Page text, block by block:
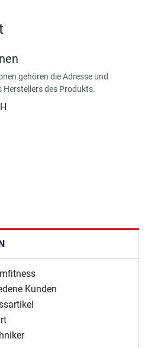
gehören die Adresse und
des Produkts.
Kunden